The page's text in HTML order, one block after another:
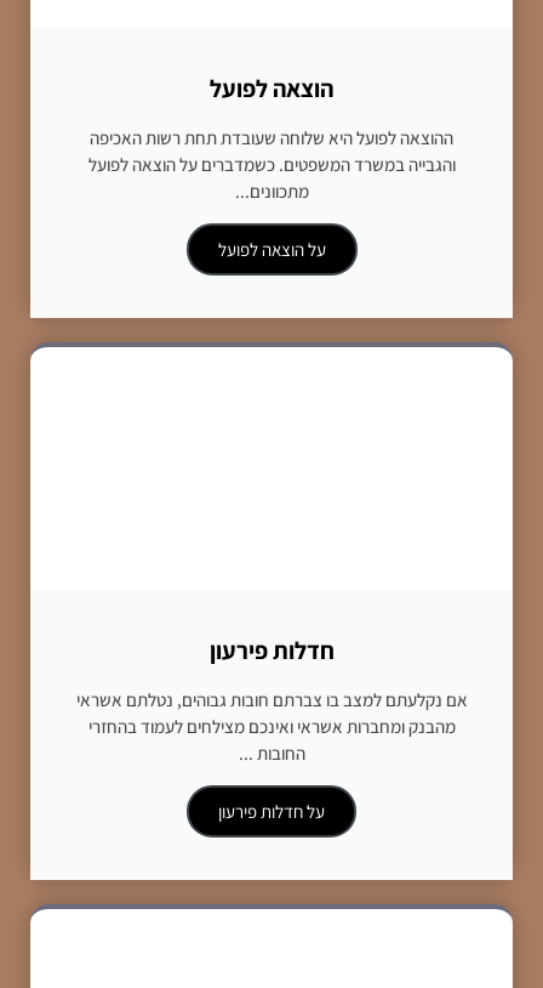
הוצאה לפועל
ההוצאה לפועל היא שלוחה שעובדת תחת רשות האכיפה
והגבייה במשרד המשפטים. כשמדברים על הוצאה לפועל
מתכוונים...
על הוצאה לפועל
חדלות פירעון
אם נקלעתם למצב בו צברתם חובות גבוהים, נטלתם אשראי
מהבנק ומחברות אשראי ואינכם מצילחים לעמוד בהחזרי
החובות ...
על חדלות פירעון